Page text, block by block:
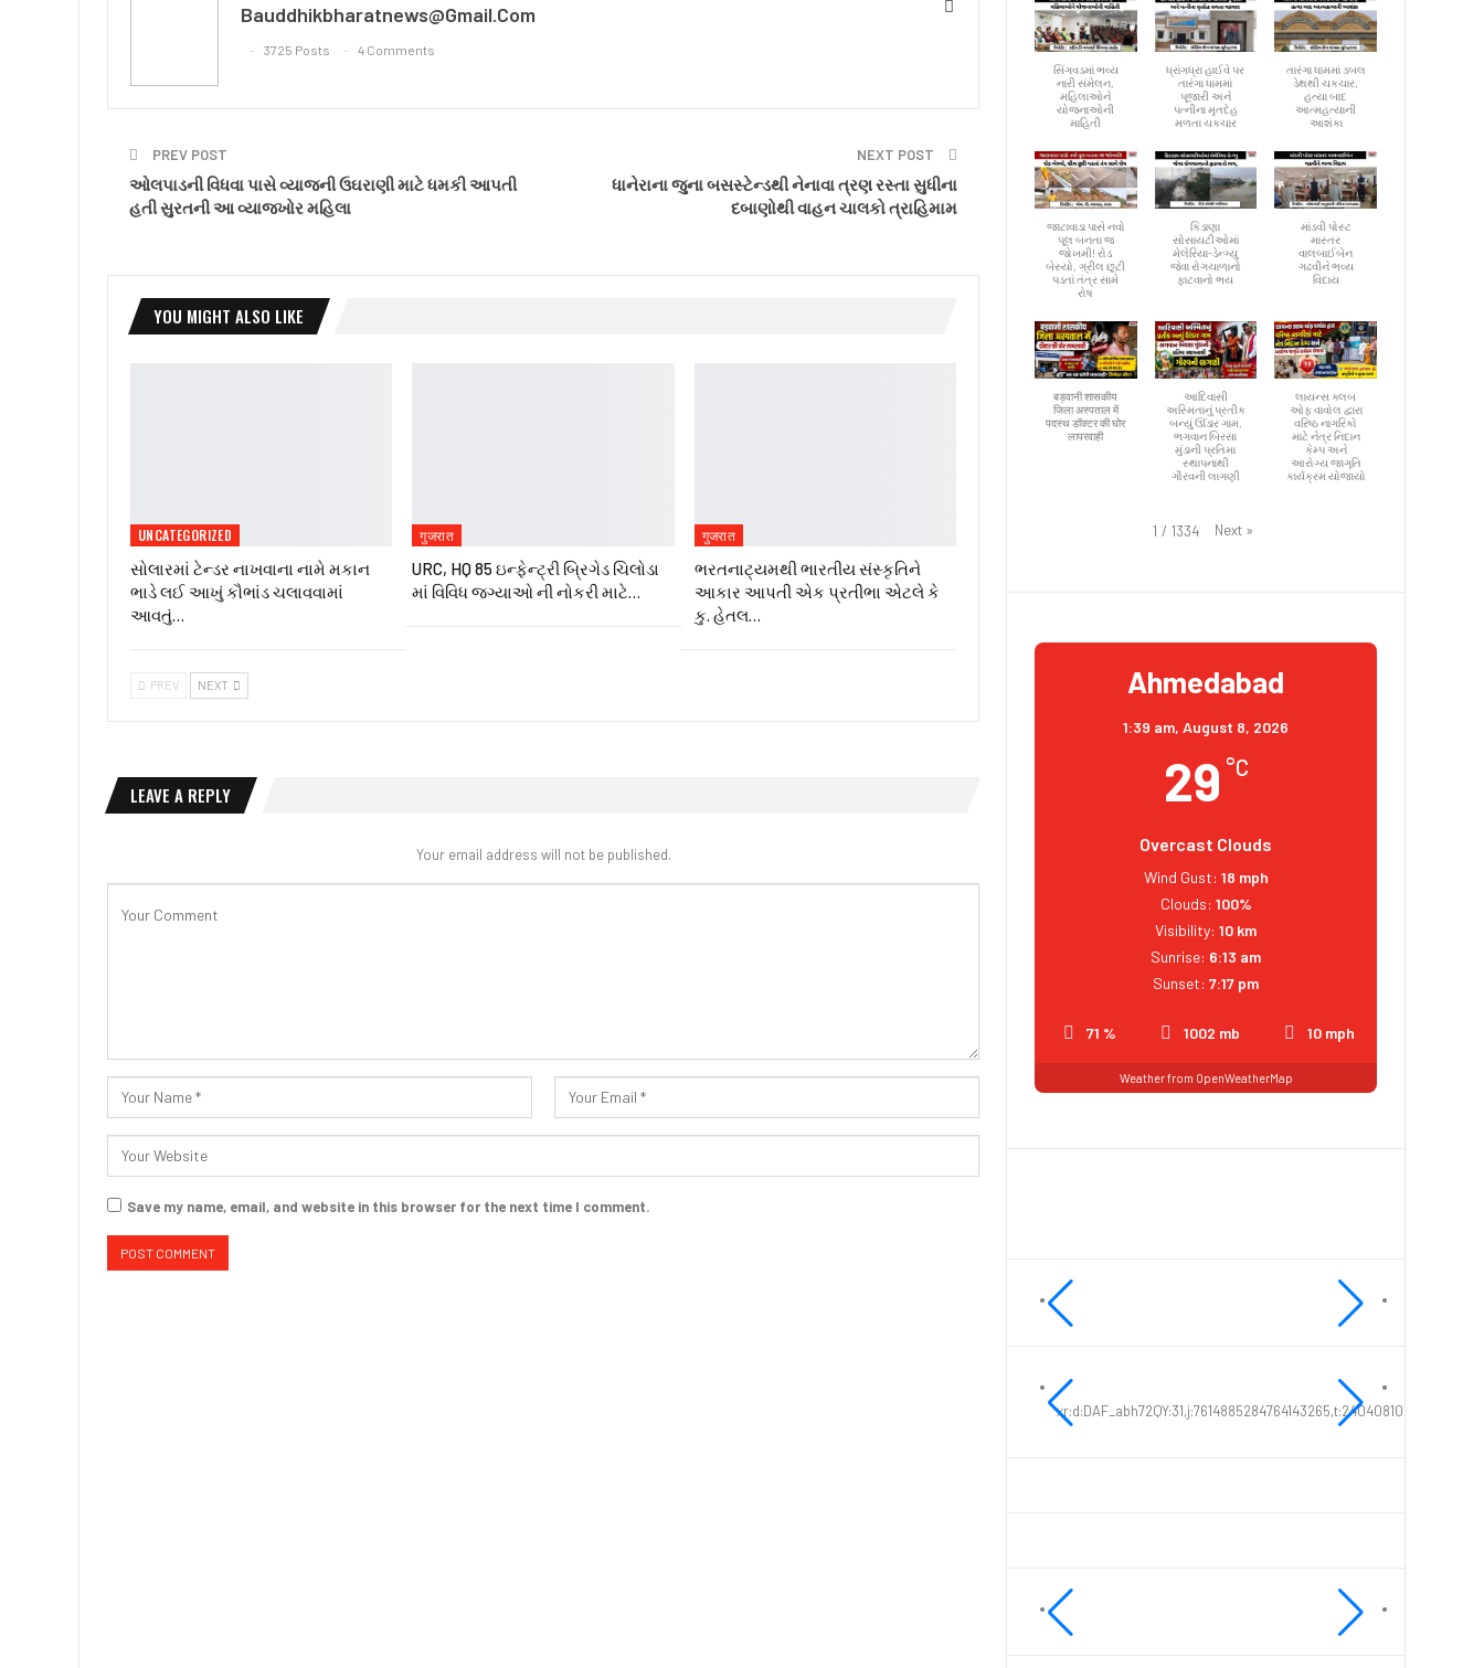
Bauddhikbharatnews@gmail.com
3725 Posts 4 Comments
PREV POST
ઓલપાડની વિધવા પાસે વ્યાજની ઉઘરાણી માટે ધમકી આપતી
હતી સુરતની આ વ્યાજખોર મહિલા
NEXT POST
ધાનેરાના જુના બસસ્ટેન્ડથી નેનાવા ત્રણ રસ્તા સુધીના
દબાણોથી વાહન ચાલકો ત્રાહિમામ
YOU MIGHT ALSO LIKE
UNCATEGORIZED
સોલારમાં ટેન્ડર નાખવાના નામે મકાન
ભાડે લઈ આખું કૌભાંડ ચલાવવામાં
આવતું…
गुजरात
URC, HQ 85 ઇન્ફેન્ટ્રી બ્રિગેડ ચિલોડા
માં વિવિધ જગ્યાઓ ની નોકરી માટે…
गुजरात
ભરતનાટ્યમથી ભારતીય સંસ્કૃતિને
આકાર આપતી એક પ્રતીભા એટલે કે‌
કુ. હેતલ…
PREV NEXT
LEAVE A REPLY
Your email address will not be published.
Save my name, email, and website in this browser for the next time I comment.
સિંગવડમાં ભવ્ય
નારી સંમેલન,
મહિલાઓને
યોજનાઓની
માહિતી
ધ્રાંગધ્રા હાઈવે પર
તારંગા ધામમાં
પૂજારી અને
પત્નીના મૃતદેહ
મળતા ચકચાર
તારંગા ધામમાં ડબલ
ડેથથી ચકચાર,
હત્યા બાદ
આત્મહત્યાની
આશંકા
જાટાવાડા પાસે નવો
પૂલ બનતા જ
જોખમી! રોડ
બેસ્યો, ગ્રીલ છૂટી
પડતાં તંત્ર સામે
રોષ
કિડાણા
સોસાયટીઓમાં
મેલેરિયા-ડેન્ગ્યુ
જેવા રોગચાળાનો
ફાટવાનો ભય
માંડવી પોસ્ટ
માસ્તર
વાલબાઈબેન
ગઢવીને ભવ્ય
વિદાય
बड़वानी शासकीय
जिला अस्पताल में
पदस्थ डॉक्टर की घोर
लापरवाही
આદિવાસી
અસ્મિતાનું પ્રતીક
બન્યું ઊંડાર ગામ,
ભગવાન બિરસા
મુંડાની પ્રતિમા
સ્થાપનાથી
ગૌરવની લાગણી
લાયન્સ ક્લબ
ઓફ વાવોલ દ્વારા
વરિષ્ઠ નાગરિકો
માટે નેત્ર નિદાન
કેમ્પ અને
આરોગ્ય જાગૃતિ
કાર્યક્રમ યોજાયો
1 / 1334 Next »
Ahmedabad
1:39 am, August 8, 2026
29 °C
Overcast Clouds
71 % 1002 mb 10 mph
Wind Gust: 18 mph
Clouds: 100%
Visibility: 10 km
Sunrise: 6:13 am
Sunset: 7:17 pm
Weather from OpenWeatherMap
xr:d:DAF_abh72QY:31,j:7614885284764143265,t:24040810